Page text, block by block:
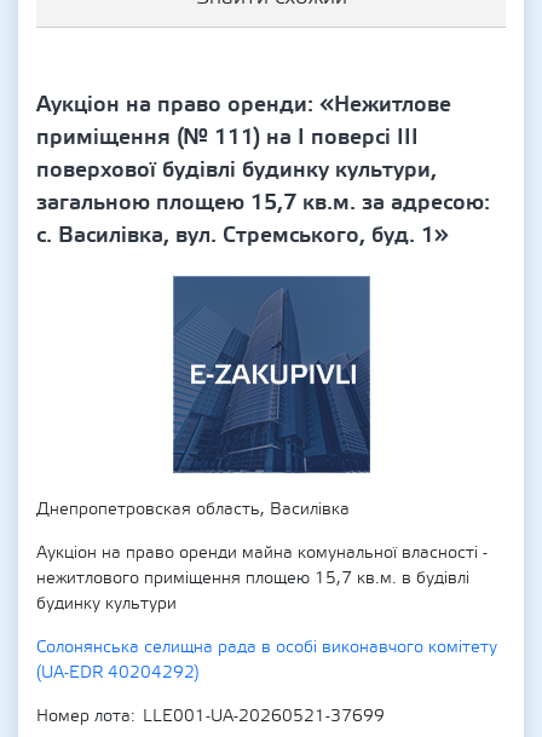
Аукціон на право оренди: «Нежитлове
приміщення (№ 111) на І поверсі ІІІ
поверхової будівлі будинку культури,
загальною площею 15,7 кв.м. за адресою:
с. Василівка, вул. Стремського, буд. 1»
Днепропетровская область, Василівка
Аукціон на право оренди майна комунальної власності -
нежитлового приміщення площею 15,7 кв.м. в будівлі
будинку культури
Солонянська селищна рада в особі виконавчого комітету
(UA-EDR 40204292)
Номер лота
LLE001-UA-20260521-37699